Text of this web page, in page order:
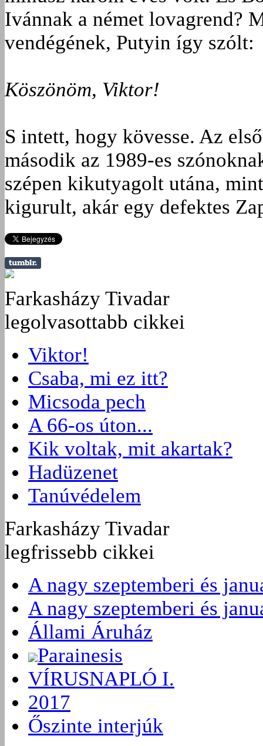
Ivánnak a német lovagrend?
vendégének, Putyin így szólt:
Köszönöm, Viktor!
S intett, hogy kövesse. Az
második az 1989-es
szépen kikutyagolt utána,
kigurult, akár egy defektes
Farkasházy Tivadar
legolvasottabb cikkei
Viktor!
Csaba, mi ez itt?
Micsoda pech
A 66-os úton...
Kik voltak, mit akartak?
Hadüzenet
Tanúvédelem
Farkasházy Tivadar
legfrissebb cikkei
A nagy szeptemberi és
A nagy szeptemberi és
Állami Áruház
Parainesis
VÍRUSNAPLÓ I.
2017
Őszinte interjúk